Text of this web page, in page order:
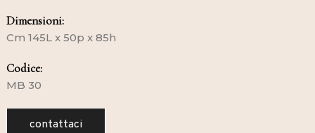
Dimensioni:
Cm 145L x 50p x 85h
Codice:
MB 30
contattaci